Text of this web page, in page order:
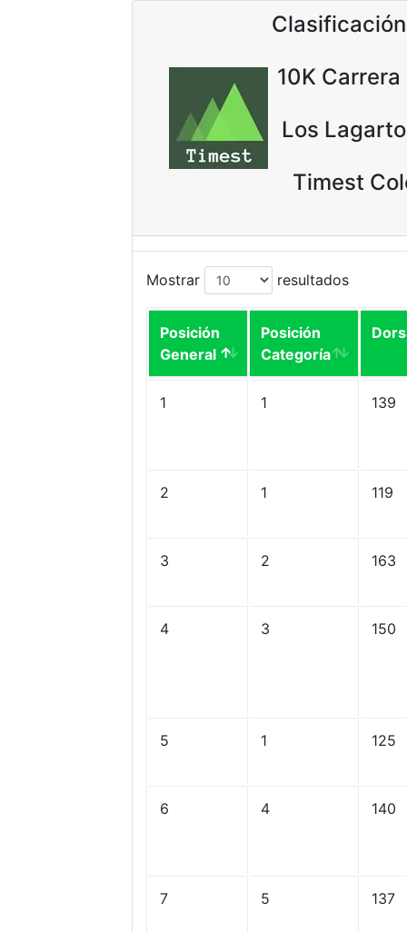
10K
Los
Timest
Mostrar resultados
Posición
General
Posición
Categoría
1 1 139
2 1 119
3 2 163
4 3 150
5 1 125
6 4 140
7 5 137